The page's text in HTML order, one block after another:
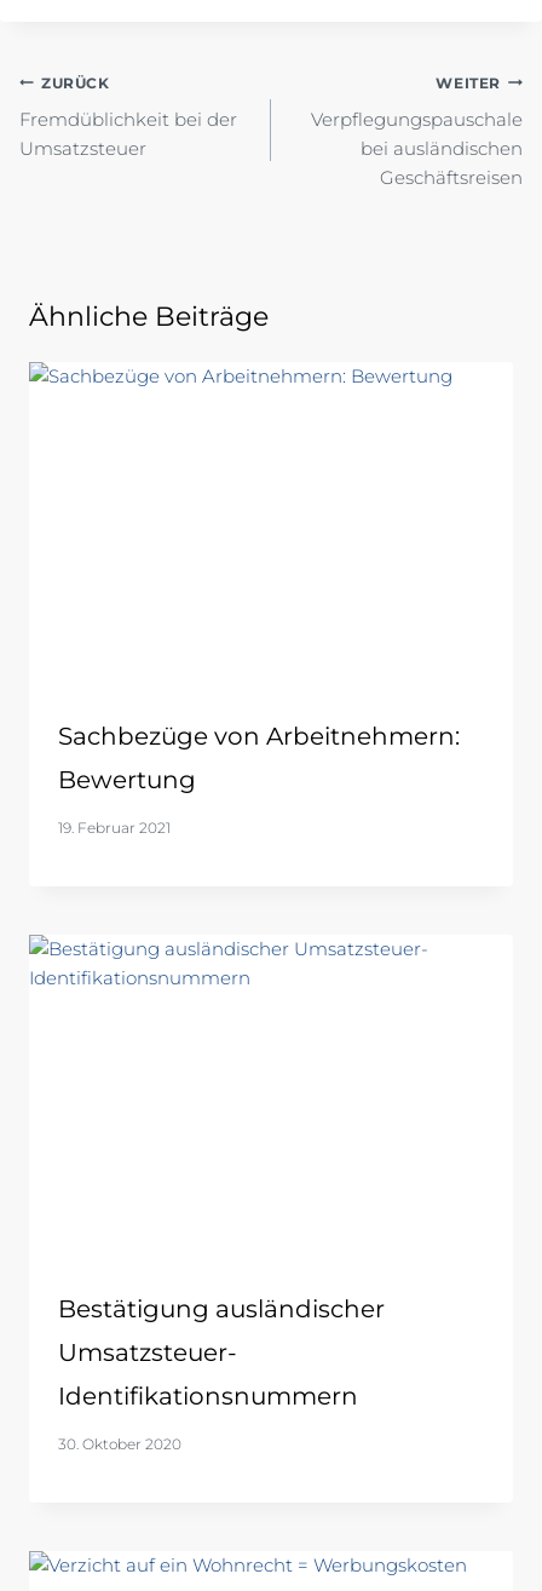
Beitragsnavigation
ZURÜCK
Fremdüblichkeit bei der
Umsatzsteuer
WEITER
Verpflegungspauschale
bei ausländischen
Geschäftsreisen
Ähnliche Beiträge
Sachbezüge von Arbeitnehmern:
Bewertung
19. Februar 2021
Bestätigung ausländischer
Umsatzsteuer-
Identifikationsnummern
30. Oktober 2020